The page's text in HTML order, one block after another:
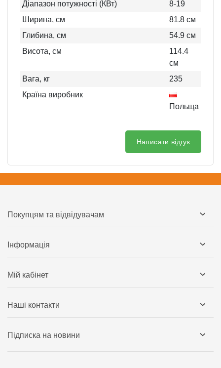
Діапазон потужності (КВт)
8-19
Ширина, см
81.8 см
Глибина, см
54.9 см
Висота, см
114.4
см
Вага, кг
235
Країна виробник
Польща
Написати відгук
Покупцям та відвідувачам
Інформація
Мій кабінет
Наші контакти
Підписка на новини